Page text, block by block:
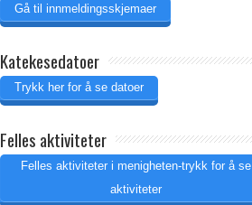
Gå til innmeldingsskjemaer
Katekesedatoer
Trykk her for å se datoer
Felles aktiviteter
Felles aktiviteter i menigheten-trykk for å se
aktiviteter